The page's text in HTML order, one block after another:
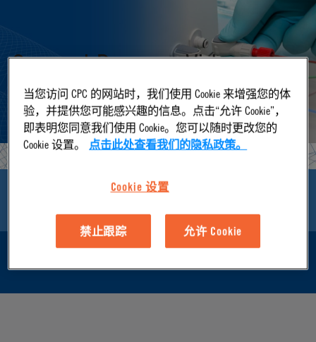
General Purpose Videos
当您访问 CPC 的网站时，我们使用 Cookie 来增强您的体
验，并提供您可能感兴趣的信息。点击“允许 Cookie”，
即表明您同意我们使用 Cookie。您可以随时更改您的
Cookie 设置。
点击此处查看我们的隐私政策。
Cookie 设置
禁止跟踪 允许 Cookie